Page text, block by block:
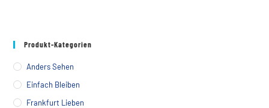
Produkt-Kategorien
Anders Sehen
Einfach Bleiben
Frankfurt Lieben